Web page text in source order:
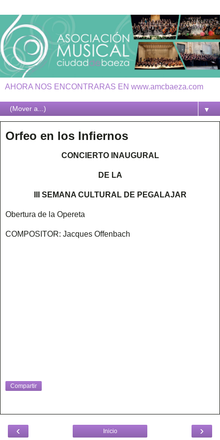
AHORA NOS ENCONTRARAS EN www.amcbaeza.com
▼
Orfeo en los Infiernos
CONCIERTO INAUGURAL
DE LA
III SEMANA CULTURAL DE PEGALAJAR
Obertura de la Opereta
COMPOSITOR: Jacques Offenbach
Compartir
‹ ›
Inicio